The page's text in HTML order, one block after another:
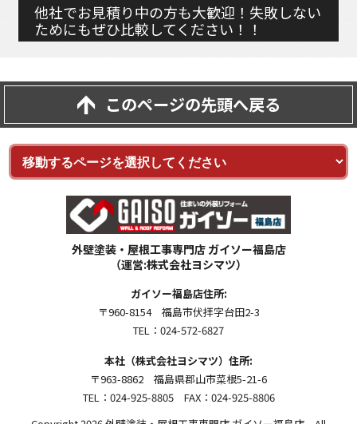
他社でお見積り中の方も大歓迎！失敗しない
ためにもぜひ比較してください！！
このページの先頭へ戻る
外壁塗装・屋根工事専門店 ガイソー福島店
（運営:株式会社ヨシマツ）
ガイソー福島店住所:
〒960-8154 福島市伏拝字台田2-3
TEL：024-572-6827
本社（株式会社ヨシマツ）住所:
〒963-8862 福島県郡山市菜根5-21-6
TEL：024-925-8805 FAX：024-925-8806